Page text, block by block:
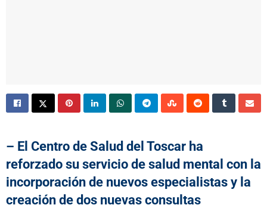
– El Centro de Salud del Toscar ha
reforzado su servicio de salud mental con la
incorporación de nuevos especialistas y la
creación de dos nuevas consultas